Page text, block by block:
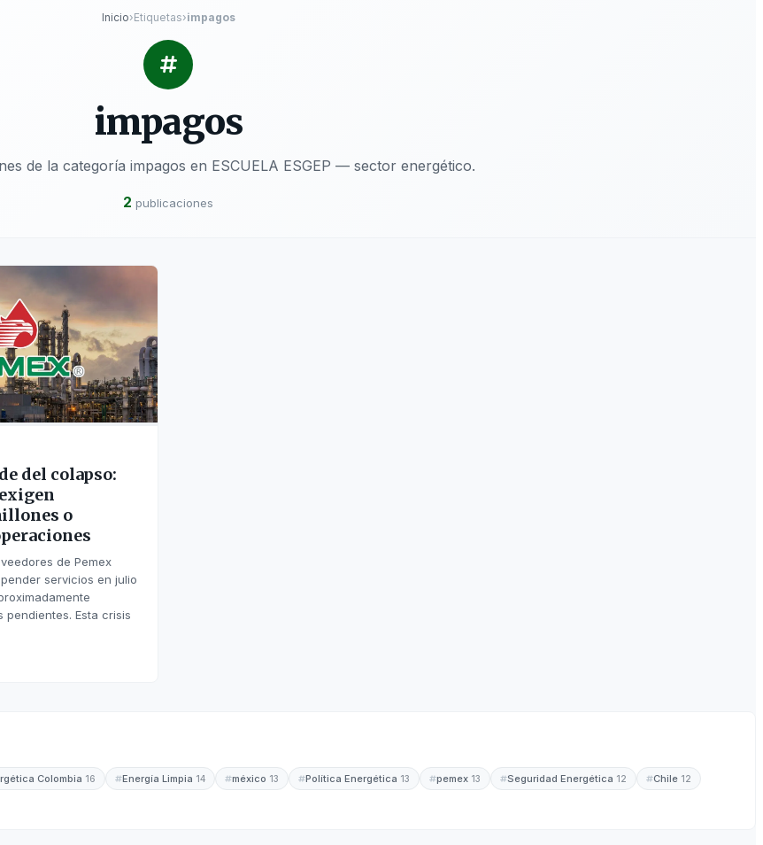
Inicio›Etiquetas›impagos
impagos
de la categoría impagos en ESCUELA ESGEP — sector energético.
2 publicaciones
del colapso:
o
de Pemex
servicios en julio
pendientes. Esta crisis
Colombia 16 Energía Limpia 14 méxico 13 Política Energética 13 pemex 13 Seguridad Energética 12 Chile 12